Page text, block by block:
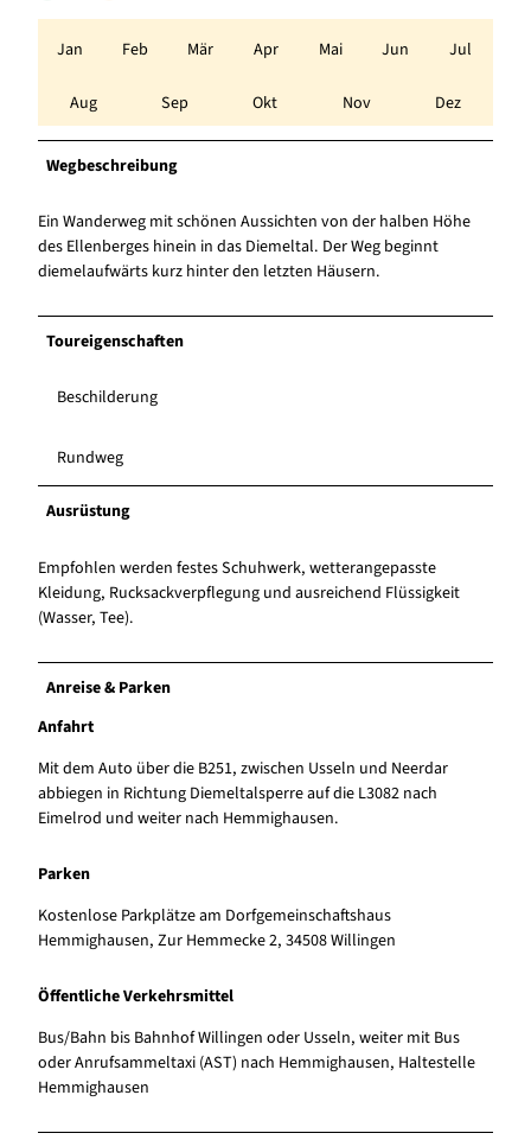
Jan Feb Mär Apr Mai Jun Jul
Aug Sep Okt Nov Dez
Wegbeschreibung
Ein Wanderweg mit schönen Aussichten von der halben Höhe
des Ellenberges hinein in das Diemeltal. Der Weg beginnt
diemelaufwärts kurz hinter den letzten Häusern.
Toureigenschaften
Beschilderung
Rundweg
Ausrüstung
Empfohlen werden festes Schuhwerk, wetterangepasste
Kleidung, Rucksackverpflegung und ausreichend Flüssigkeit
(Wasser, Tee).
Anreise & Parken
Anfahrt
Mit dem Auto über die B251, zwischen Usseln und Neerdar
abbiegen in Richtung Diemeltalsperre auf die L3082 nach
Eimelrod und weiter nach Hemmighausen.
Parken
Kostenlose Parkplätze am Dorfgemeinschaftshaus
Hemmighausen, Zur Hemmecke 2, 34508 Willingen
Öffentliche Verkehrsmittel
Bus/Bahn bis Bahnhof Willingen oder Usseln, weiter mit Bus
oder Anrufsammeltaxi (AST) nach Hemmighausen, Haltestelle
Hemmighausen